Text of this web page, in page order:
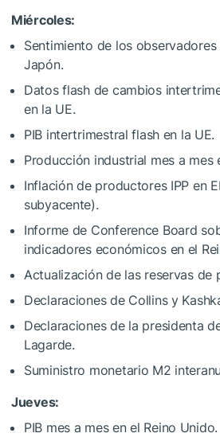
Miércoles:
Sentimiento de los
Japón.
Datos flash de cambios
en la UE.
PIB intertrimestral flash en la UE.
Producción industrial mes a mes
Inflación de productores IPP en
subyacente).
Informe de Conference Board
indicadores económicos en el
Actualización de las reservas de
Declaraciones de Collins y
Declaraciones de la presidenta
Lagarde.
Suministro monetario M2
Jueves:
PIB mes a mes en el Reino Unido.